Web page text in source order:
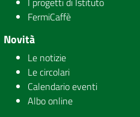
FermiCaffè
Novità
Le notizie
Le circolari
Calendario eventi
Albo online